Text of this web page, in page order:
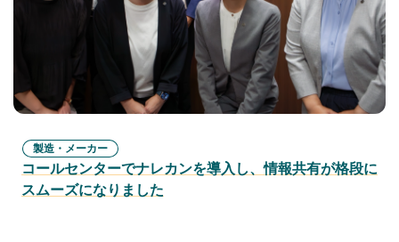
製造・メーカー
コールセンターでナレカンを導入し、情報共有が格段に
スムーズになりました